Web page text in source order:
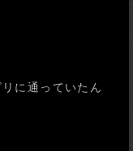
に通っていたん